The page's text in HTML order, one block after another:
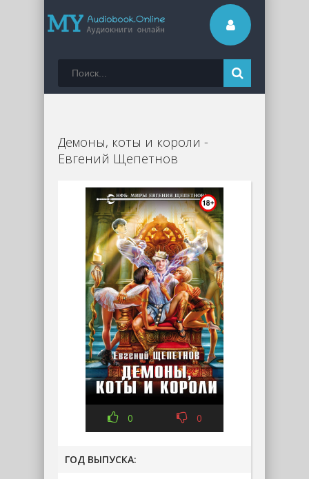
Демоны, коты и короли -
Евгений Щепетнов
0 0
ГОД ВЫПУСКА: